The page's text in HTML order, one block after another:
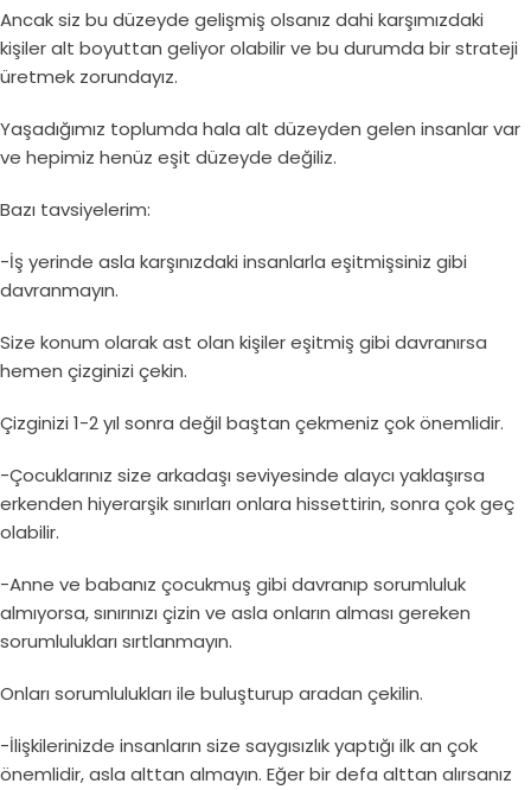
Ancak siz bu düzeyde gelişmiş olsanız dahi karşımızdaki
kişiler alt boyuttan geliyor olabilir ve bu durumda bir strateji
üretmek zorundayız.
Yaşadığımız toplumda hala alt düzeyden gelen insanlar var
ve hepimiz henüz eşit düzeyde değiliz.
Bazı tavsiyelerim:
-İş yerinde asla karşınızdaki insanlarla eşitmişsiniz gibi
davranmayın.
Size konum olarak ast olan kişiler eşitmiş gibi davranırsa
hemen çizginizi çekin.
Çizginizi 1-2 yıl sonra değil baştan çekmeniz çok önemlidir.
-Çocuklarınız size arkadaşı seviyesinde alaycı yaklaşırsa
erkenden hiyerarşik sınırları onlara hissettirin, sonra çok geç
olabilir.
-Anne ve babanız çocukmuş gibi davranıp sorumluluk
almıyorsa, sınırınızı çizin ve asla onların alması gereken
sorumlulukları sırtlanmayın.
Onları sorumlulukları ile buluşturup aradan çekilin.
-İlişkilerinizde insanların size saygısızlık yaptığı ilk an çok
önemlidir, asla alttan almayın. Eğer bir defa alttan alırsanız